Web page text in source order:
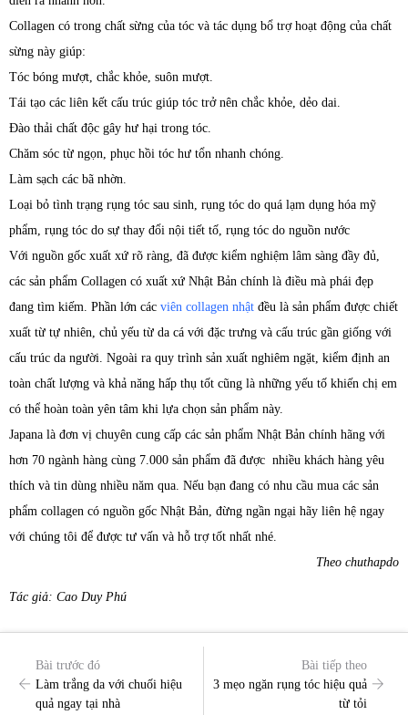
Collagen có trong chất sừng của tóc và tác dụng bổ trợ hoạt động của chất
sừng này giúp:
Tóc bóng mượt, chắc khỏe, suôn mượt.
Tái tạo các liên kết cấu trúc giúp tóc trở nên chắc khỏe, dẻo dai.
Đào thải chất độc gây hư hại trong tóc.
Chăm sóc từ ngọn, phục hồi tóc hư tổn nhanh chóng.
Làm sạch các bã nhờn.
Loại bỏ tình trạng rụng tóc sau sinh, rụng tóc do quá lạm dụng hóa mỹ
phẩm, rụng tóc do sự thay đổi nội tiết tố, rụng tóc do nguồn nước
Với nguồn gốc xuất xứ rõ ràng, đã được kiểm nghiệm lâm sàng đầy đủ,
các sản phẩm Collagen có xuất xứ Nhật Bản chính là điều mà phái đẹp
đang tìm kiếm. Phần lớn các viên collagen nhật đều là sản phẩm được chiết
xuất từ tự nhiên, chủ yếu từ da cá với đặc trưng và cấu trúc gần giống với
cấu trúc da người. Ngoài ra quy trình sản xuất nghiêm ngặt, kiểm định an
toàn chất lượng và khả năng hấp thụ tốt cũng là những yếu tố khiến chị em
có thể hoàn toàn yên tâm khi lựa chọn sản phẩm này.
Japana là đơn vị chuyên cung cấp các sản phẩm Nhật Bản chính hãng với
hơn 70 ngành hàng cùng 7.000 sản phẩm đã được nhiều khách hàng yêu
thích và tin dùng nhiều năm qua. Nếu bạn đang có nhu cầu mua các sản
phẩm collagen có nguồn gốc Nhật Bản, đừng ngần ngại hãy liên hệ ngay
với chúng tôi để được tư vấn và hỗ trợ tốt nhất nhé.
Theo chuthapdo
Tác giả: Cao Duy Phú
Bài trước đó
Làm trắng da với chuối hiệu
quả ngay tại nhà
Bài tiếp theo
3 mẹo ngăn rụng tóc hiệu quả
từ tỏi